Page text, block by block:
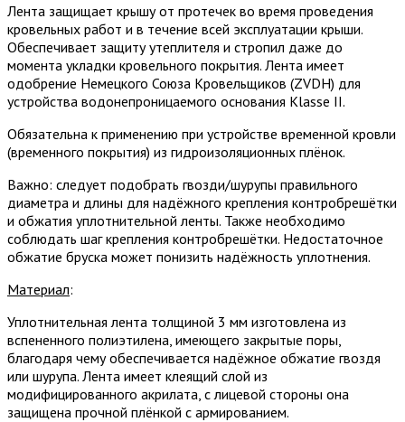
Лента защищает крышу от протечек во время проведения
кровельных работ и в течение всей эксплуатации крыши.
Обеспечивает защиту утеплителя и стропил даже до
момента укладки кровельного покрытия. Лента имеет
одобрение Немецкого Союза Кровельщиков (ZVDH) для
устройства водонепроницаемого основания Klasse II.
Обязательна к применению при устройстве временной кровли
(временного покрытия) из гидроизоляционных плёнок.
Важно: следует подобрать гвозди/шурупы правильного
диаметра и длины для надёжного крепления контробрешётки
и обжатия уплотнительной ленты. Также необходимо
соблюдать шаг крепления контробрешётки. Недостаточное
обжатие бруска может понизить надёжность уплотнения.
Материал:
Уплотнительная лента толщиной 3 мм изготовлена из
вспененного полиэтилена, имеющего закрытые поры,
благодаря чему обеспечивается надёжное обжатие гвоздя
или шурупа. Лента имеет клеящий слой из
модифицированного акрилата, с лицевой стороны она
защищена прочной плёнкой с армированием.